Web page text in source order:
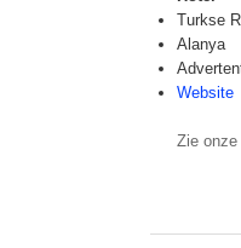
Turkse
Alanya
Website
Zie